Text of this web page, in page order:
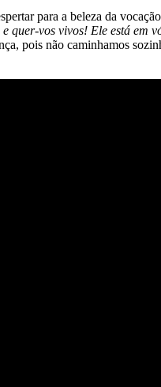
para a beleza da
quer-vos vivos! Ele está em
pois não caminhamos